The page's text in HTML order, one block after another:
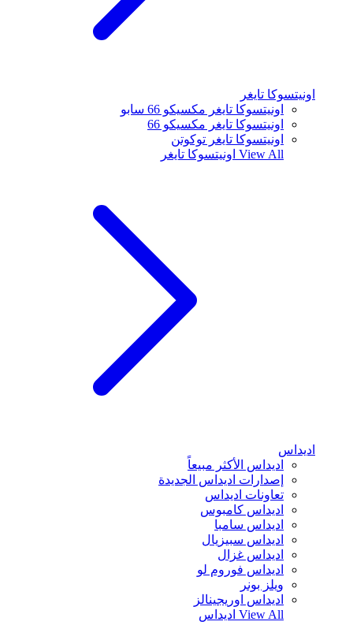
اونيتسوكا تايغر
اونيتسوكا تايغر مكسيكو 66 سابو
اونيتسوكا تايغر مكسيكو 66
اونيتسوكا تايغر توكوتن
View All اونيتسوكا تايغر
اديداس
اديداس الأكثر مبيعاً
إصدارات اديداس الجديدة
تعاونات اديداس
اديداس كامبوس
اديداس سامبا
اديداس سبيزيال
اديداس غزال
اديداس فوروم لو
ويلز بونر
اديداس اوريجينالز
View All اديداس